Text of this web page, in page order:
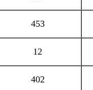
453
12
402